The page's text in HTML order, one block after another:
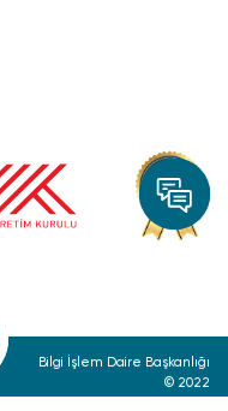
Bilgi İşlem Daire Başkanlığı
© 2022